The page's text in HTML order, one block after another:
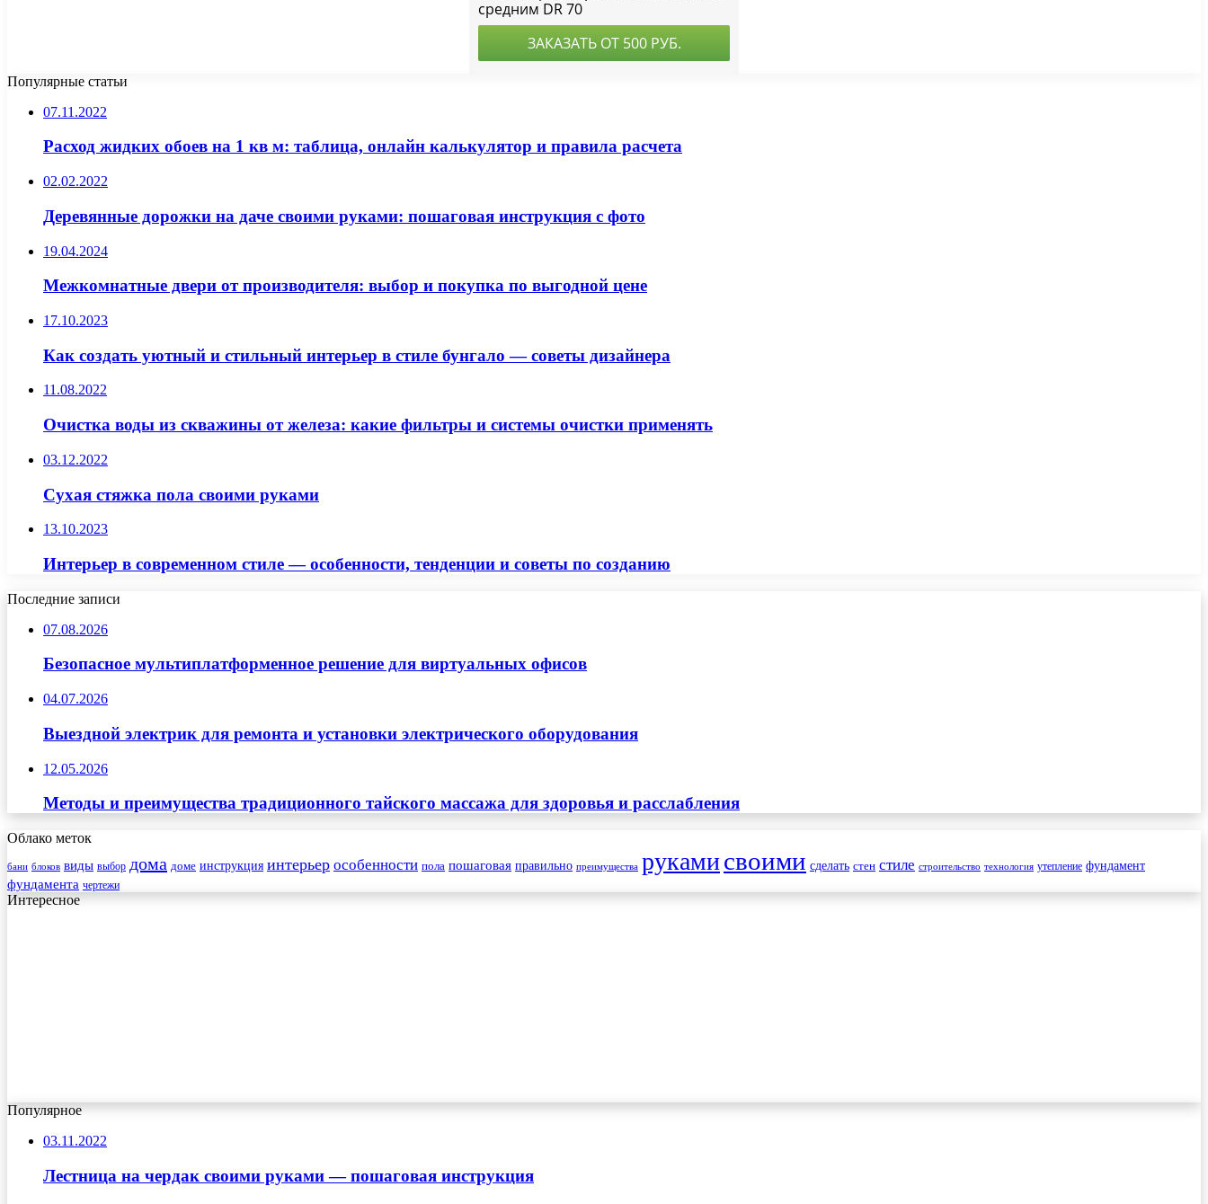
Популярные статьи
07.11.2022
Расход жидких обоев на 1 кв м: таблица, онлайн калькулятор и правила расчета
02.02.2022
Деревянные дорожки на даче своими руками: пошаговая инструкция с фото
19.04.2024
Межкомнатные двери от производителя: выбор и покупка по выгодной цене
17.10.2023
Как создать уютный и стильный интерьер в стиле бунгало — советы дизайнера
11.08.2022
Очистка воды из скважины от железа: какие фильтры и системы очистки применять
03.12.2022
Сухая стяжка пола своими руками
13.10.2023
Интерьер в современном стиле — особенности, тенденции и советы по созданию
Последние записи
07.08.2026
Безопасное мультиплатформенное решение для виртуальных офисов
04.07.2026
Выездной электрик для ремонта и установки электрического оборудования
12.05.2026
Методы и преимущества традиционного тайского массажа для здоровья и расслабления
Облако меток
бани блоков виды выбор дома доме инструкция интерьер особенности пола пошаговая правильно преимущества рукамисвоими сделать стен стиле строительство технология утепление фундамент
фундамента чертежи
Интересное
Популярное
03.11.2022
Лестница на чердак своими руками — пошаговая инструкция